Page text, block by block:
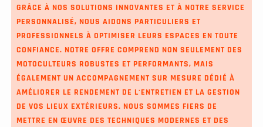
GRÂCE À NOS SOLUTIONS INNOVANTES ET À NOTRE SERVICE
PERSONNALISÉ, NOUS AIDONS PARTICULIERS ET
PROFESSIONNELS À OPTIMISER LEURS ESPACES EN TOUTE
CONFIANCE. NOTRE OFFRE COMPREND NON SEULEMENT DES
MOTOCULTEURS ROBUSTES ET PERFORMANTS, MAIS
ÉGALEMENT UN ACCOMPAGNEMENT SUR MESURE DÉDIÉ À
AMÉLIORER LE RENDEMENT DE L'ENTRETIEN ET LA GESTION
DE VOS LIEUX EXTÉRIEURS. NOUS SOMMES FIERS DE
METTRE EN ŒUVRE DES TECHNIQUES MODERNES ET DES